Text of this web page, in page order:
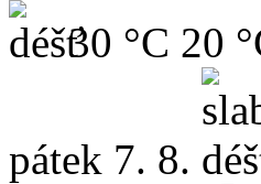
30 °C 20
pátek 7. 8.